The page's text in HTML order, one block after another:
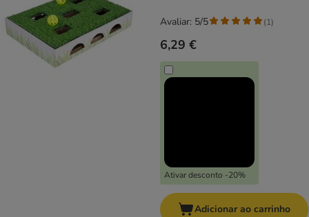
6,29 €
Ativar desconto -20%
Avaliar: 5/5 (1)
Adicionar ao carrinho